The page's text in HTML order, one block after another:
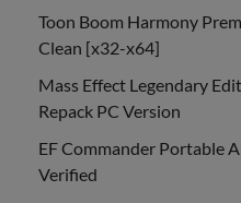
Toon Boom Harmony
Clean [x32-x64]
Mass Effect Legendary
Repack PC Version
EF Commander Portable
Verified